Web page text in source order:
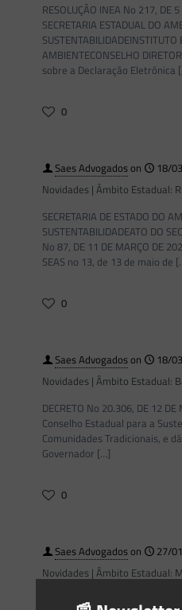
RESOLUÇÃO INEA No 217, DE
SECRETARIA ESTADUAL DO
SUSTENTABILIDADEINSTITUTO
AMBIENTECONSELHO
sobre a Declaração Eletrônica
0
Saes Advogadoson
18/
Novidades | Âmbito Estadual:
SECRETARIA DE ESTADO DO
SUSTENTABILIDADEATO DO
No 87, DE 11 DE MARÇO DE
SEAS no 13, de 13 de maio de
0
Saes Advogadoson
18/
Novidades | Âmbito Estadual:
DECRETO No 20.306, DE 12
Conselho Estadual para a
Comunidades Tradicionais, e
Governador […]
0
Saes Advogadoson
27/
Novidades | Âmbito Estadual:
INSTRUÇÃO NORMATIVA